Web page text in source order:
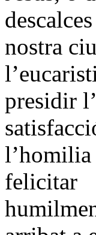
nostra
presidir
l’homilia
felicitar